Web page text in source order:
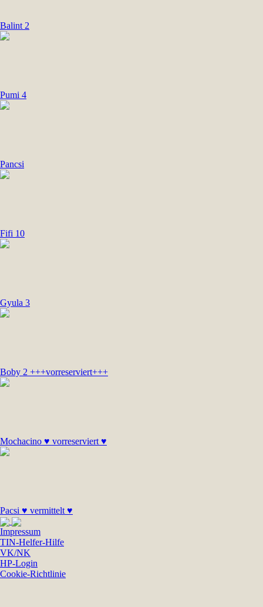
Balint 2
Pumi 4
Pancsi
Fifi 10
Gyula 3
Boby 2 +++vorreserviert+++
Mochacino ♥ vorreserviert ♥
Pacsi ♥ vermittelt ♥
Impressum
TIN-Helfer-Hilfe
VK/NK
HP-Login
Cookie-Richtlinie